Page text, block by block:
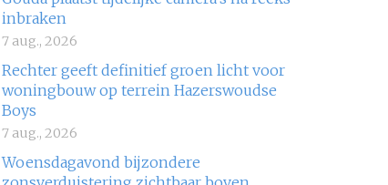
inbraken
7 aug., 2026
Rechter geeft definitief groen licht voor
woningbouw op terrein Hazerswoudse
Boys
7 aug., 2026
Woensdagavond bijzondere